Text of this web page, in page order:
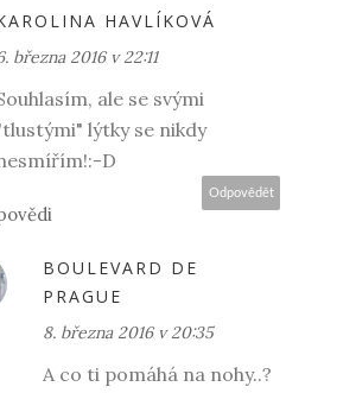
HAVLÍKOVÁ
března 2016 v 22:11
ale se svými
lýtky se nikdy
D
Odpovědět
BOULEVARD DE
PRAGUE
8. března 2016 v 20:35
A co ti pomáhá na nohy..?